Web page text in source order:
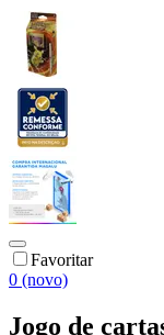
Favoritar
0 (novo)
Jogo de